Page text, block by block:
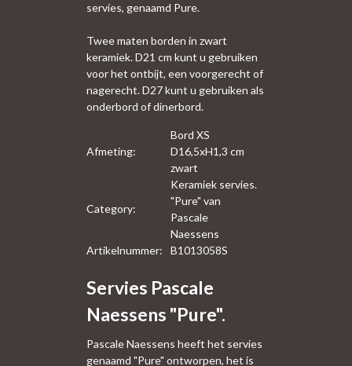
servies, genaamd Pure.
Twee maten borden in zwart
keramiek. D21 cm kunt u gebruiken
voor het ontbijt, een voorgerecht of
nagerecht. D27 kunt u gebruiken als
onderbord of dinerbord.
Afmeting:
Bord XS
D16,5xH1,3 cm
zwart
Category:
Keramiek servies.
"Pure" van
Pascale
Naessens
Artikelnummer:
B1013058S
Servies Pascale
Naessens "Pure".
Pascale Naessens heeft het servies
genaamd "Pure" ontworpen, het is